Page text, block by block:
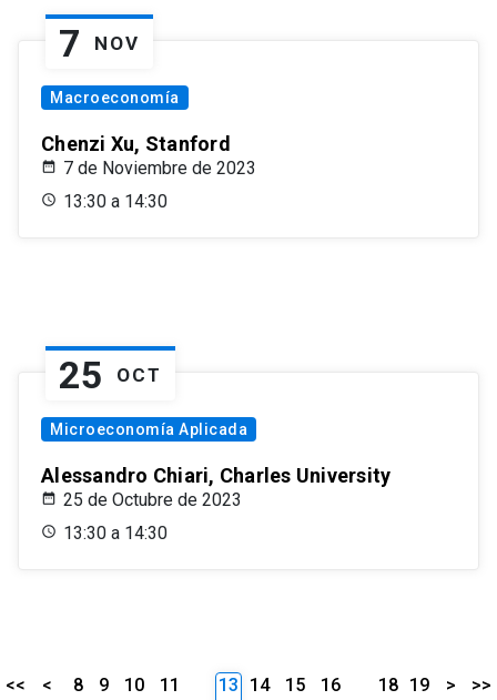
7 NOV
Macroeconomía
Chenzi Xu, Stanford
7 de Noviembre de 2023
13:30 a 14:30
25 OCT
Microeconomía Aplicada
Alessandro Chiari, Charles University
25 de Octubre de 2023
13:30 a 14:30
<< < 8 9 10
11
13 14 15
16
18 19 > >>